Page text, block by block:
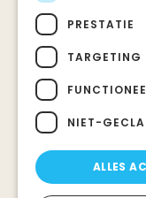
Deze website is
samenwerking
Palliatieve Zorg
Privacy en
Over deze
PRESTATIE
TARGETING
NIET-
ALLES